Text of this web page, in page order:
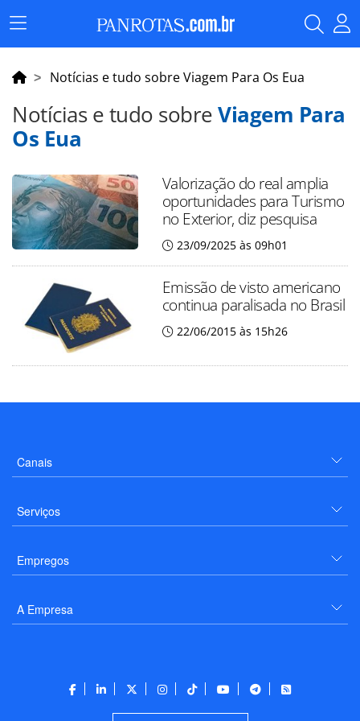
Menu
Principal
Notícias e tudo sobre Viagem Para Os Eua
Notícias e tudo sobreViagem Para
Os Eua
Valorização do real amplia
oportunidades para Turismo
no Exterior, diz pesquisa
23/09/2025 às 09h01
Emissão de visto americano
continua paralisada no Brasil
22/06/2015 às 15h26
Canais
Serviços
Empregos
A Empresa